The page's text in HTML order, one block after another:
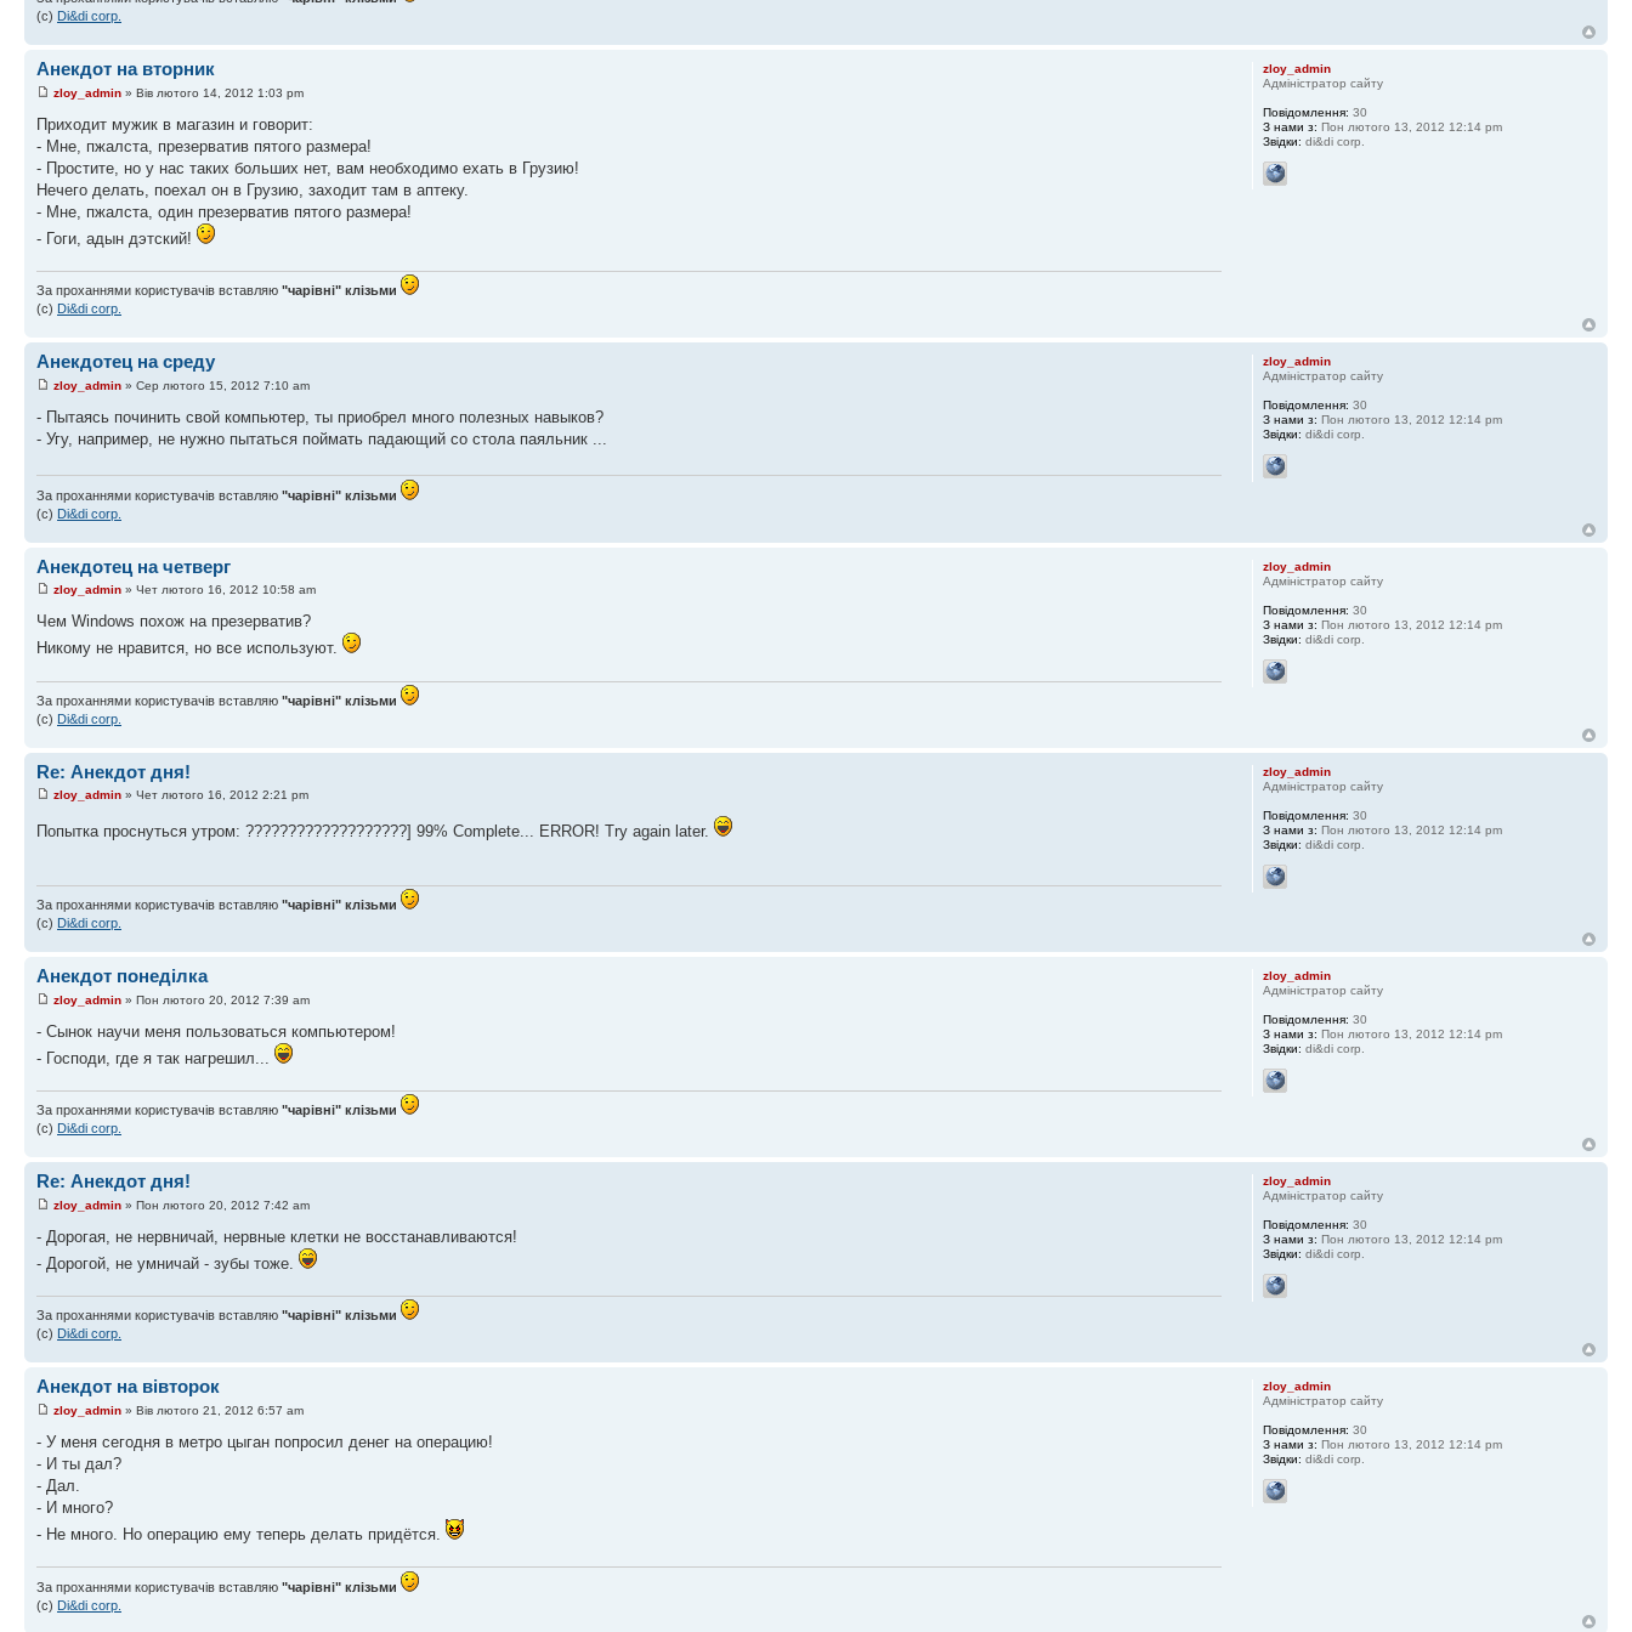
(с) Di&di corp.
Анекдот на вторник
zloy_admin » Вів лютого 14, 2012 1:03 pm
Приходит мужик в магазин и говорит:
- Мне, пжалста, презерватив пятого размера!
- Простите, но у нас таких больших нет, вам необходимо ехать в Грузию!
Нечего делать, поехал он в Грузию, заходит там в аптеку.
- Мне, пжалста, один презерватив пятого размера!
- Гоги, адын дэтский!
За проханнями користувачів вставляю "чарівні" клізьми
(с) Di&di corp.
zloy_admin
Адміністратор сайту
Повідомлення: 30
З нами з: Пон лютого 13, 2012 12:14 pm
Звідки: di&di corp.
Анекдотец на среду
zloy_admin » Сер лютого 15, 2012 7:10 am
- Пытаясь починить свой компьютер, ты приобрел много полезных навыков?
- Угу, например, не нужно пытаться поймать падающий со стола паяльник ...
За проханнями користувачів вставляю "чарівні" клізьми
(с) Di&di corp.
zloy_admin
Адміністратор сайту
Повідомлення: 30
З нами з: Пон лютого 13, 2012 12:14 pm
Звідки: di&di corp.
Анекдотец на четверг
zloy_admin » Чет лютого 16, 2012 10:58 am
Чем Windows похож нa презервaтив?
Никому не нрaвится, но все используют.
За проханнями користувачів вставляю "чарівні" клізьми
(с) Di&di corp.
zloy_admin
Адміністратор сайту
Повідомлення: 30
З нами з: Пон лютого 13, 2012 12:14 pm
Звідки: di&di corp.
Re: Анекдот дня!
zloy_admin » Чет лютого 16, 2012 2:21 pm
Попытка проснуться утром: ???????????????????] 99% Complete... ERROR! Try again later.
За проханнями користувачів вставляю "чарівні" клізьми
(с) Di&di corp.
zloy_admin
Адміністратор сайту
Повідомлення: 30
З нами з: Пон лютого 13, 2012 12:14 pm
Звідки: di&di corp.
Анекдот понеділка
zloy_admin » Пон лютого 20, 2012 7:39 am
- Сынок научи меня пользоваться компьютером!
- Господи, где я так нагрешил...
За проханнями користувачів вставляю "чарівні" клізьми
(с) Di&di corp.
zloy_admin
Адміністратор сайту
Повідомлення: 30
З нами з: Пон лютого 13, 2012 12:14 pm
Звідки: di&di corp.
Re: Анекдот дня!
zloy_admin » Пон лютого 20, 2012 7:42 am
- Дорогая, не нервничай, нервные клетки не восстанавливаются!
- Дорогой, не умничай - зубы тоже.
За проханнями користувачів вставляю "чарівні" клізьми
(с) Di&di corp.
zloy_admin
Адміністратор сайту
Повідомлення: 30
З нами з: Пон лютого 13, 2012 12:14 pm
Звідки: di&di corp.
Анекдот на вівторок
zloy_admin » Вів лютого 21, 2012 6:57 am
- У меня сегодня в метро цыган попросил денег на операцию!
- И ты дал?
- Дал.
- И много?
- Не много. Но операцию ему теперь делать придётся.
За проханнями користувачів вставляю "чарівні" клізьми
(с) Di&di corp.
zloy_admin
Адміністратор сайту
Повідомлення: 30
З нами з: Пон лютого 13, 2012 12:14 pm
Звідки: di&di corp.